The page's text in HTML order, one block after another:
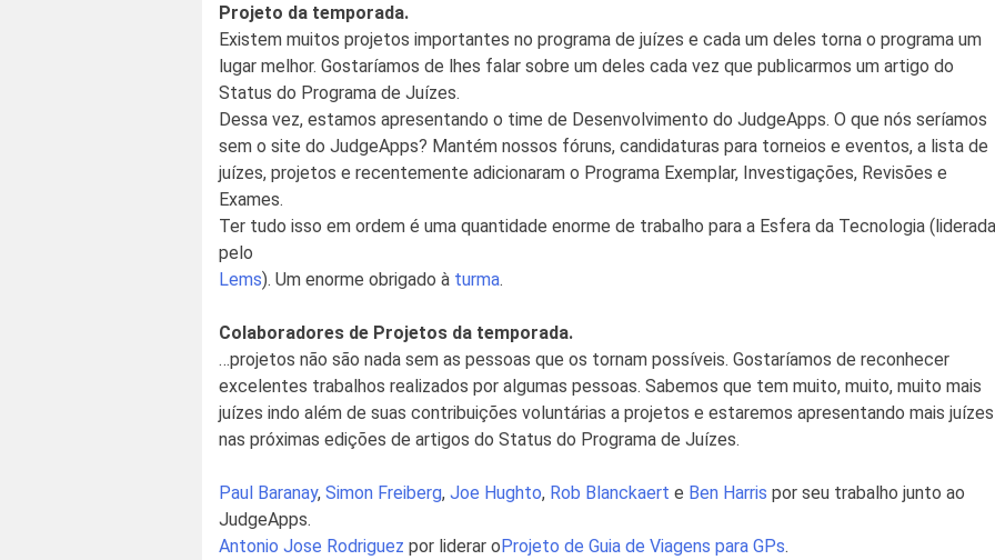
Projeto da temporada.
Existem muitos projetos importantes no programa de juízes e cada um deles torna o programa um
lugar melhor. Gostaríamos de lhes falar sobre um deles cada vez que publicarmos um artigo do
Status do Programa de Juízes.
Dessa vez, estamos apresentando o time de Desenvolvimento do JudgeApps. O que nós seríamos
sem o site do JudgeApps? Mantém nossos fóruns, candidaturas para torneios e eventos, a lista de
juízes, projetos e recentemente adicionaram o Programa Exemplar, Investigações, Revisões e
Exames.
Ter tudo isso em ordem é uma quantidade enorme de trabalho para a Esfera da Tecnologia (liderada
pelo
Lems). Um enorme obrigado à turma.
Colaboradores de Projetos da temporada.
…projetos não são nada sem as pessoas que os tornam possíveis. Gostaríamos de reconhecer
excelentes trabalhos realizados por algumas pessoas. Sabemos que tem muito, muito, muito mais
juízes indo além de suas contribuições voluntárias a projetos e estaremos apresentando mais juízes
nas próximas edições de artigos do Status do Programa de Juízes.
Paul Baranay, Simon Freiberg, Joe Hughto, Rob Blanckaert e Ben Harris por seu trabalho junto ao
JudgeApps.
Antonio Jose Rodriguez por liderar o Projeto de Guia de Viagens para GPs.